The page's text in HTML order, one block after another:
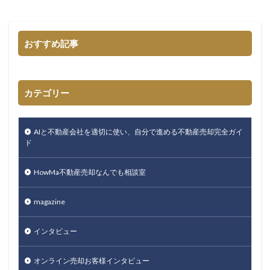
おすすめ記事
カテゴリー
AIと不動産会社を適切に使い、自分で進める不動産売却完全ガイ
ド
HowMa不動産売却なんでも相談室
magazine
インタビュー
オンライン売却お客様インタビュー